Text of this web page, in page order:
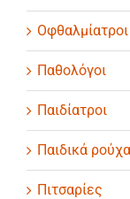
Οφθαλμίατροι
Παθολόγοι
Παιδίατροι
Παιδικά ρούχα
Πιτσαρίες